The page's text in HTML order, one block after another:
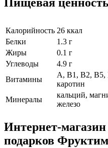
Пищевая ценность
Калорийность 26 ккал
Белки
1.3 г
Жиры
0.1 г
Углеводы
4.9 г
Витамины
А, B1, В2, В5,
каротин
Минералы
кальций,
железо
Интернет-
подарков Фруктим